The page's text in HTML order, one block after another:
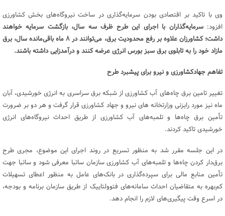
وی با تاکید بر اقتصادی بودن سرمایه‌گذاری در ساخت نیروگاه‌های بخش کشاورزی
افزود:سرمایه‌گذاران با اجرای این طرح ظرف سه سال، بازگشت سرمایه خواهند
داشت؛ کشاورزان علاوه بر رفع محدودیت برق، می‌توانند در ۸ ماه باقی‌مانده سال، برق
مازاد خود را به تابلوی برق سبز بورس انرژی عرضه کنند و درآمدزایی داشته باشند.
تفاهم جهادکشاورزی و نیرو برای پیشبرد طرح
تغییر تامین برق چاه‌های آب کشاورزی از شبکه برق سراسری به انرژی خورشیدی، آبان
ماه نیز مورد رایزنی وزارتخانه های نیرو و جهاد کشاورزی قرار گرفت و هر دو بر ضرورت
تأمین برق چاه‌ها و تلمبه‌های آب کشاورزی از طریق احداث نیروگاه‌های انرژی
خورشیدی تاکید کردند.
در این جلسه مقرر شد به منظور تسریع در روند اجرای این موضوع، مجری طرح
برق‌دار کردن چاه‌ها و تلمبه‌های آب کشاورزی سازمان ساتبا معرفی شود و ساتبا جهت
تأمین منابع مالی برای سپرده‌گذاری در بانک‌های عامل به منظور اعطای تسهیلات
کم‌بهره به متقاضیان احداث سامانه‌های فتوولتاییک از طریق سازمان برنامه و بودجه،
در اسرع وقت پیگیری‌های لازم را انجام دهد.